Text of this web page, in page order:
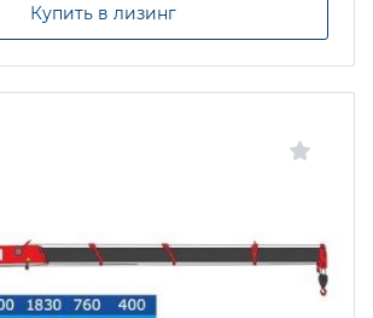
Купить в лизинг